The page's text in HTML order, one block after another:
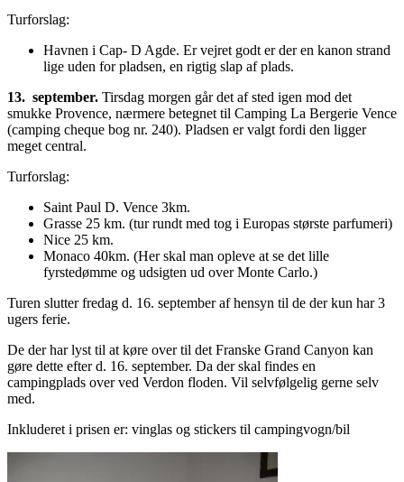
Turforslag:
Havnen i Cap- D Agde. Er vejret godt er der en kanon strand
lige uden for pladsen, en rigtig slap af plads.
13. september. Tirsdag morgen går det af sted igen mod det
smukke Provence, nærmere betegnet til Camping La Bergerie Vence
(camping cheque bog nr. 240). Pladsen er valgt fordi den ligger
meget central.
Turforslag:
Saint Paul D. Vence 3km.
Grasse 25 km. (tur rundt med tog i Europas største parfumeri)
Nice 25 km.
Monaco 40km. (Her skal man opleve at se det lille
fyrstedømme og udsigten ud over Monte Carlo.)
Turen slutter fredag d. 16. september af hensyn til de der kun har 3
ugers ferie.
De der har lyst til at køre over til det Franske Grand Canyon kan
gøre dette efter d. 16. september. Da der skal findes en
campingplads over ved Verdon floden. Vil selvfølgelig gerne selv
med.
Inkluderet i prisen er: vinglas og stickers til campingvogn/bil